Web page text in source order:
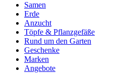
Samen
Erde
Anzucht
Töpfe & Pflanzgefäße
Rund um den Garten
Geschenke
Marken
Angebote